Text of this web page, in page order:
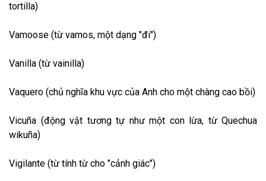
tortilla)
Vamoose (từ vamos, một dạng "đi")
Vanilla (từ vainilla)
Vaquero (chủ nghĩa khu vực của Anh cho một chàng cao bồi)
Vicuña (động vật tương tự như một con lừa, từ Quechua
wikuña)
Vigilante (từ tính từ cho "cảnh giác")